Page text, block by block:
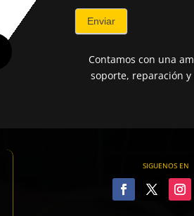
Enviar
Contamos con una
soporte, reparación
SIGUENOS EN